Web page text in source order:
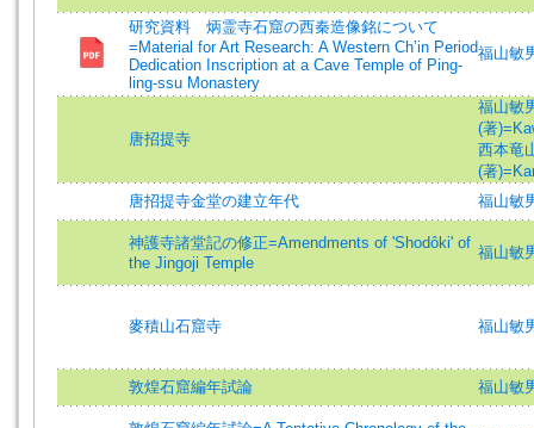
研究資料 炳霊寺石窟の西秦造像銘について
=Material for Art Research: A Western Ch’in Period
Dedication Inscription at a Cave Temple of Ping-
ling-ssu Monastery
福山敏
唐招提寺
福山敏
(著
西本竜
(著
唐招提寺金堂の建立年代
福山敏
神護寺諸堂記の修正=Amendments of 'Shodôki' of
the Jingoji Temple
福山敏
麥積山石窟寺 福山敏
敦煌石窟編年試論 福山敏